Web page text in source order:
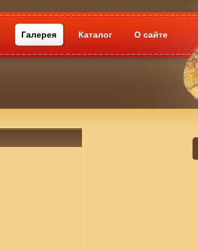
Галерея Каталог О сайте